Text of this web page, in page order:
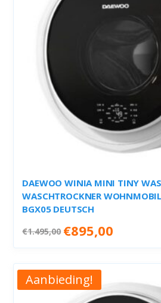
DAEWOO WINIA MINI TINY
WASCHTROCKNER
BGX05 DEUTSCH
€1.495,00 Oorspronkelijke
€1.495,00.
€895,00
€895,00.
Aanbieding!